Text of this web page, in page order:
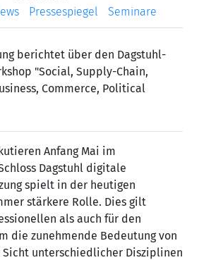
Pressespiegel Seminare
berichtet über den Dagstuhl-
"Social, Supply-Chain,
Commerce, Political
Anfang Mai im
Dagstuhl digitale
spielt in der heutigen
stärkere Rolle. Dies gilt
als auch für den
die zunehmende Bedeutung von
Sicht unterschiedlicher Disziplinen